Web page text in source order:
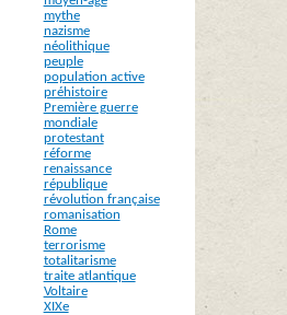
mythe
nazisme
néolithique
peuple
population active
préhistoire
Première guerre
mondiale
protestant
réforme
renaissance
république
révolution française
romanisation
Rome
terrorisme
totalitarisme
traite atlantique
Voltaire
XIXe